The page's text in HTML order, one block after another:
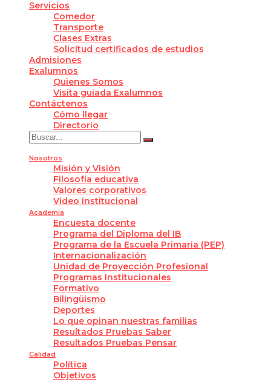
Servicios
Comedor
Transporte
Clases Extras
Solicitud certificados de estudios
Admisiones
Exalumnos
Quienes Somos
Visita guiada Exalumnos
Contáctenos
Cómo llegar
Directorio
Nosotros
Misión y Visión
Filosofía educativa
Valores corporativos
Video institucional
Academia
Encuesta docente
Programa del Diploma del IB
Programa de la Escuela Primaria (PEP)
Internacionalización
Unidad de Proyección Profesional
Programas Institucionales
Formativo
Bilingüismo
Deportes
Lo que opinan nuestras familias
Resultados Pruebas Saber
Resultados Pruebas Pensar
Calidad
Política
Objetivos